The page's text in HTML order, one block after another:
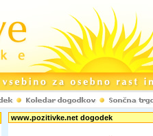
www.pozitivke.net dogodek